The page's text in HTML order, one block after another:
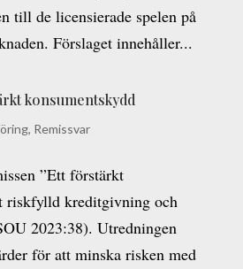
till de licensierade spelen på
Förslaget innehåller...
konsumentskydd
, Remissvar
”Ett förstärkt
riskfylld kreditgivning och
2023:38). Utredningen
för att minska risken med